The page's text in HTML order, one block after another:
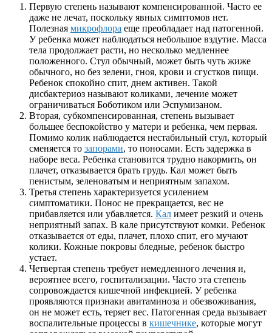
Первую степень называют компенсированной. Часто ее
даже не лечат, поскольку явных симптомов нет.
Полезная микрофлора еще преобладает над патогенной.
У ребенка может наблюдаться небольшое вздутие. Масса
тела продолжает расти, но несколько медленнее
положенного. Стул обычный, может быть чуть жиже
обычного, но без зелени, гноя, крови и сгустков пищи.
Ребенок спокойно спит, днем активен. Такой
дисбактериоз называют коликами, лечение может
ограничиваться Боботиком или Эспумизаном.
Вторая, субкомпенсированная, степень вызывает
большее беспокойство у матери и ребенка, чем первая.
Помимо колик наблюдается нестабильный стул, который
сменяется то запорами, то поносами. Есть задержка в
наборе веса. Ребенка становится трудно накормить, он
плачет, отказывается брать грудь. Кал может быть
пенистым, зеленоватым и неприятным запахом.
Третья степень характеризуется усилением
симптоматики. Понос не прекращается, вес не
прибавляется или убавляется. Кал имеет резкий и очень
неприятный запах. В кале присутствуют комки. Ребенок
отказывается от еды, плачет, плохо спит, его мучают
колики. Кожные покровы бледные, ребенок быстро
устает.
Четвертая степень требует немедленного лечения и,
вероятнее всего, госпитализации. Часто эта степень
сопровождается кишечной инфекцией. У ребенка
проявляются признаки авитаминоза и обезвоживания,
он не может есть, теряет вес. Патогенная среда вызывает
воспалительные процессы в кишечнике, которые могут